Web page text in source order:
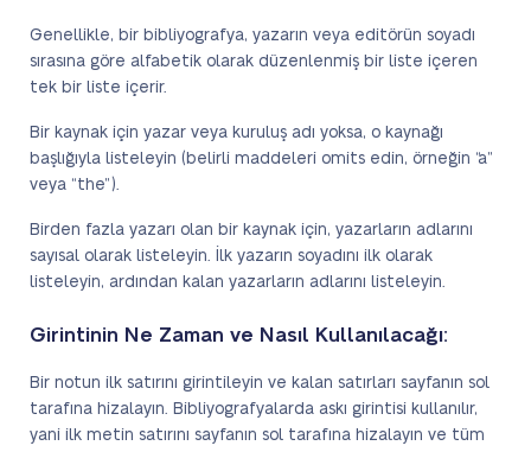
Genellikle, bir bibliyografya, yazarın veya editörün soyadı
sırasına göre alfabetik olarak düzenlenmiş bir liste içeren
tek bir liste içerir.
Bir kaynak için yazar veya kuruluş adı yoksa, o kaynağı
başlığıyla listeleyin (belirli maddeleri omits edin, örneğin “a”
veya “the”).
Birden fazla yazarı olan bir kaynak için, yazarların adlarını
sayısal olarak listeleyin. İlk yazarın soyadını ilk olarak
listeleyin, ardından kalan yazarların adlarını listeleyin.
Girintinin Ne Zaman ve Nasıl Kullanılacağı:
Bir notun ilk satırını girintileyin ve kalan satırları sayfanın sol
tarafına hizalayın. Bibliyografyalarda askı girintisi kullanılır,
yani ilk metin satırını sayfanın sol tarafına hizalayın ve tüm